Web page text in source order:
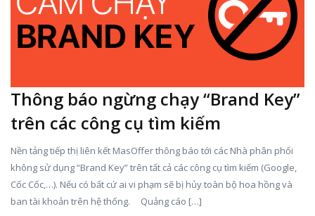
Thông báo ngừng chạy “Brand Key”
trên các công cụ tìm kiếm
Nền tảng tiếp thị liên kết MasOffer thông báo tới các Nhà phân phối
không sử dụng “Brand Key” trên tất cả các công cụ tìm kiếm (Google,
Cốc Cốc,…). Nếu có bất cứ ai vi phạm sẽ bị hủy toàn bộ hoa hồng và
ban tài khoản trên hệ thống. Quảng cáo […]